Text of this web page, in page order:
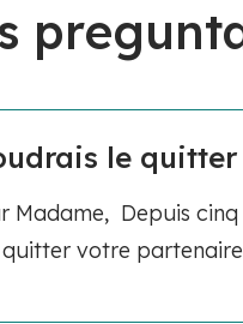
le quitter
Madame, Depuis
votre